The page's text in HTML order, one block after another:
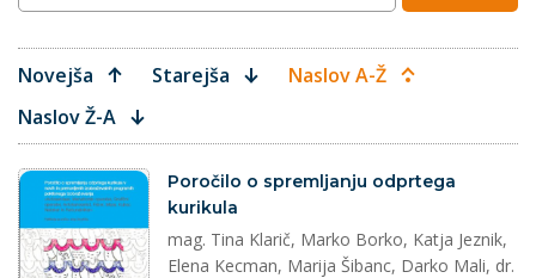
Novejša Starejša
Naslov A-Ž
Naslov Ž-A
dokument
Poročilo o spremljanju odprtega
kurikula
mag. Tina Klarič, Marko Borko, Katja Jeznik,
Elena Kecman, Marija Šibanc, Darko Mali, dr.